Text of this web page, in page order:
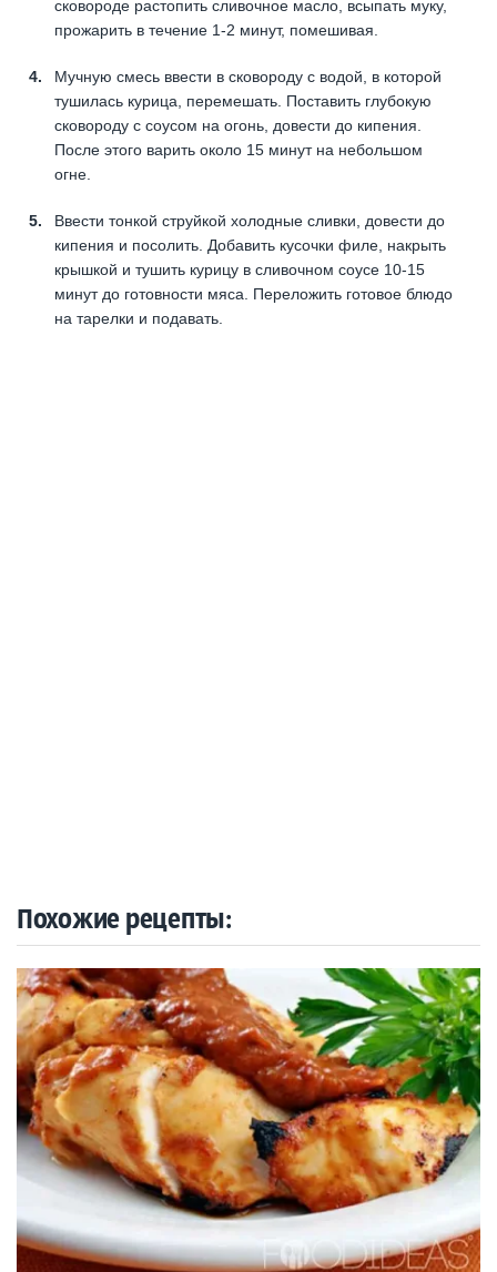
сковороде растопить сливочное масло, всыпать муку,
прожарить в течение 1-2 минут, помешивая.
Мучную смесь ввести в сковороду с водой, в которой
тушилась курица, перемешать. Поставить глубокую
сковороду с соусом на огонь, довести до кипения.
После этого варить около 15 минут на небольшом
огне.
Ввести тонкой струйкой холодные сливки, довести до
кипения и посолить. Добавить кусочки филе, накрыть
крышкой и тушить курицу в сливочном соусе 10-15
минут до готовности мяса. Переложить готовое блюдо
на тарелки и подавать.
Похожие рецепты: